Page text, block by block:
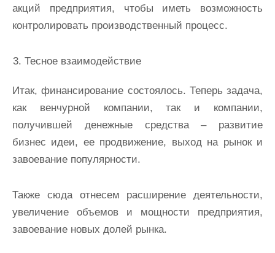
акций предприятия, чтобы иметь возможность
контролировать производственный процесс.
Тесное взаимодействие
Итак, финансирование состоялось. Теперь задача,
как венчурной компании, так и компании,
получившей денежные средства – развитие
бизнес идеи, ее продвижение, выход на рынок и
завоевание популярности.
Также сюда отнесем расширение деятельности,
увеличение объемов и мощности предприятия,
завоевание новых долей рынка.